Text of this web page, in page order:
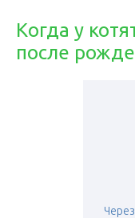
Когда у
после